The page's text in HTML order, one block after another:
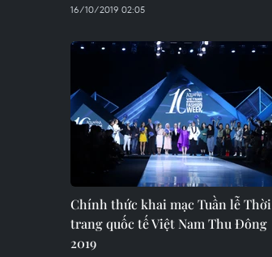
16/10/2019 02:05
Chính thức khai mạc Tuần lễ Thời
trang quốc tế Việt Nam Thu Đông
2019